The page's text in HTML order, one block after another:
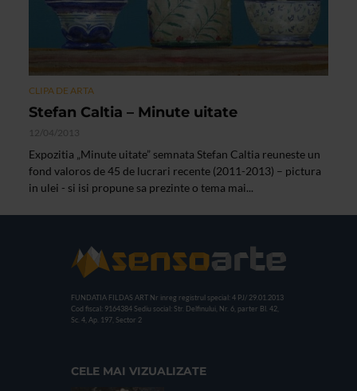
CLIPA DE ARTA
Stefan Caltia – Minute uitate
12/04/2013
Expozitia „Minute uitate” semnata Stefan Caltia reuneste un
fond valoros de 45 de lucrari recente (2011-2013) – pictura
in ulei - si isi propune sa prezinte o tema mai...
FUNDATIA FILDAS ART Nr inreg registrul special: 4 PJ/ 29.01.2013
Cod fiscal: 9164384 Sediu social: Str. Delfinului, Nr. 6, parter Bl. 42,
Sc. 4, Ap. 197, Sector 2
CELE MAI VIZUALIZATE